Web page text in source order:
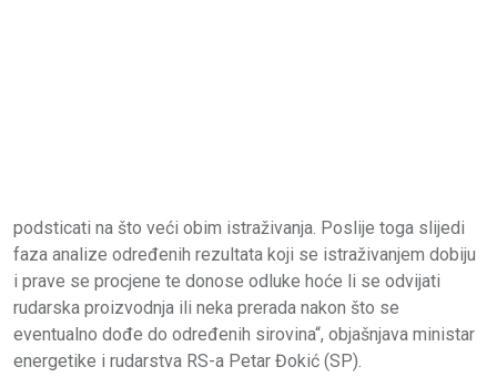
podsticati na što veći obim istraživanja. Poslije toga slijedi
faza analize određenih rezultata koji se istraživanjem dobiju
i prave se procjene te donose odluke hoće li se odvijati
rudarska proizvodnja ili neka prerada nakon što se
eventualno dođe do određenih sirovina“, objašnjava ministar
energetike i rudarstva RS-a Petar Đokić (SP).